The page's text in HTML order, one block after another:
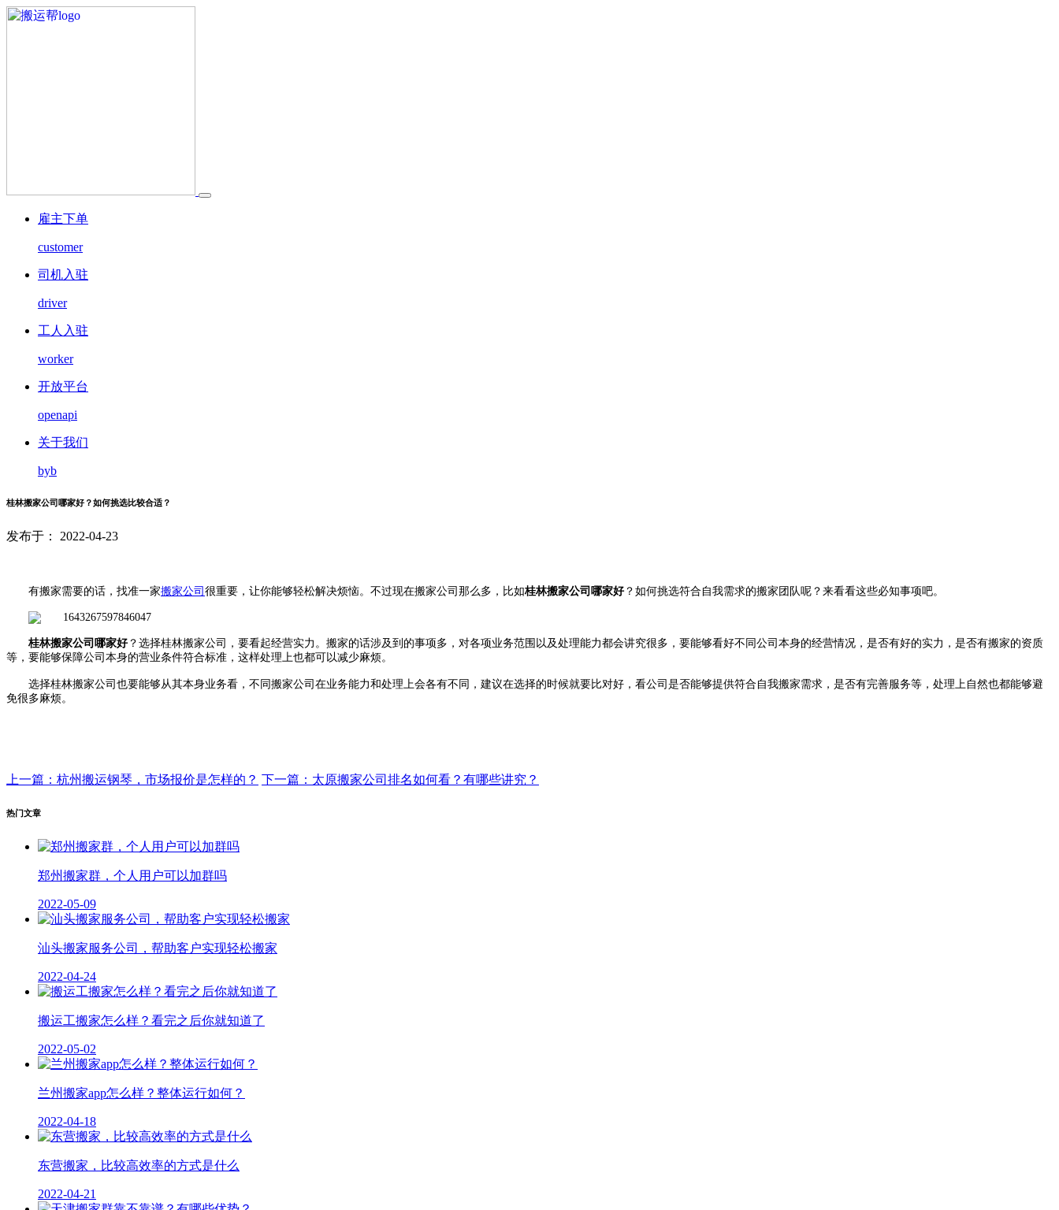
雇主下单
customer
司机入驻
driver
工人入驻
worker
开放平台
openapi
关于我们
byb
桂林搬家公司哪家好？如何挑选比较合适？
发布于： 2022-04-23
有搬家需要的话，找准一家搬家公司 很重要，让你能够轻松解决烦恼。不过现在搬家公司那么多，比如桂林搬家公司哪家好？如何挑选符合自我需求的搬家团队呢？来看看这些必知事项吧。
桂林搬家公司哪家好？选择桂林搬家公司，要看起经营实力。搬家的话涉及到的事项多，对各项业务范围以及处理能力都会讲究很多，要能够看好不同公司本身的经营情况，是否有好的实力，是否有搬家的资质
等，要能够保障公司本身的营业条件符合标准，这样处理上也都可以减少麻烦。
选择桂林搬家公司也要能够从其本身业务看，不同搬家公司在业务能力和处理上会各有不同，建议在选择的时候就要比对好，看公司是否能够提供符合自我搬家需求，是否有完善服务等，处理上自然也都能够避
免很多麻烦。
上一篇：杭州搬运钢琴，市场报价是怎样的？ 下一篇：太原搬家公司排名如何看？有哪些讲究？
热门文章
郑州搬家群，个人用户可以加群吗
2022-05-09
汕头搬家服务公司，帮助客户实现轻松搬家
2022-04-24
搬运工搬家怎么样？看完之后你就知道了
2022-05-02
兰州搬家app怎么样？整体运行如何？
2022-04-18
东营搬家，比较高效率的方式是什么
2022-04-21